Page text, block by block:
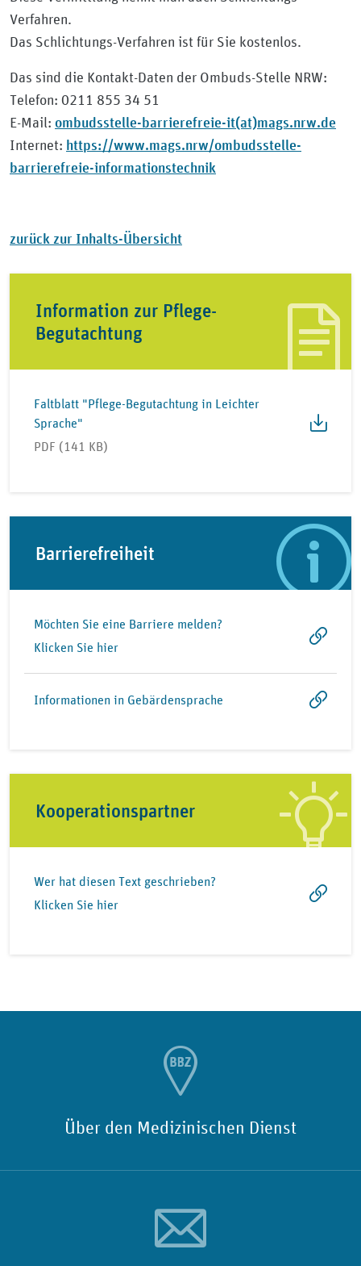
Verfahren.
Das Schlichtungs-Verfahren ist für Sie kostenlos.
Das sind die Kontakt-Daten der Ombuds-Stelle NRW:
Telefon: 0211 855 34 51
E-Mail: ombudsstelle-barrierefreie-it(at)mags.nrw.de
Internet: https://www.mags.nrw/ombudsstelle-
barrierefreie-informationstechnik
zurück zur Inhalts-Übersicht
Information zur Pflege-
Begutachtung
Faltblatt "Pflege-Begutachtung in Leichter
Sprache"
PDF (141 KB)
Barrierefreiheit
Möchten Sie eine Barriere melden?
Klicken Sie hier
Informationen in Gebärdensprache
Kooperationspartner
Wer hat diesen Text geschrieben?
Klicken Sie hier
Über den Medizinischen Dienst